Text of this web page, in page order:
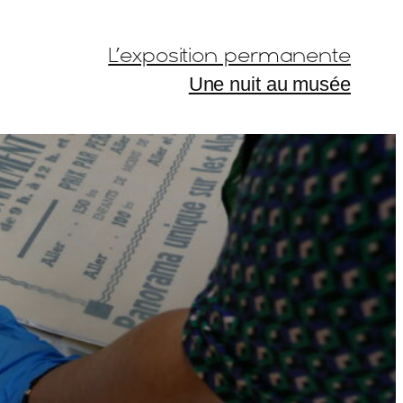
L’exposition permanente
Une nuit au musée